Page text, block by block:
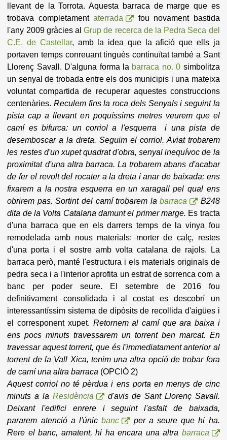
llevant de la Torrota. Aquesta barraca de marge que es
trobava completamentaterrada
fou novament bastida
l'any 2009 gràcies alGrup de recerca de la Pedra Seca del
C.E. de Castellar, amb la idea que la afició que ells ja
portaven temps conreuant tingués continuïtat també a Sant
Llorenç Savall. D'alguna forma la barraca no. 0 simbolitza
un senyal de trobada entre els dos municipis i una mateixa
voluntat compartida de recuperar aquestes construccions
centenàries.Reculem fins la roca dels Senyals i seguint la
pista cap a llevant en poquíssims metres veurem que el
camí es bifurca: un corriol a l'esquerra i una pista de
desemboscar a la dreta. Seguim el corriol. Aviat trobarem
les restes d'un xupet quadrat d'obra, senyal inequívoc de la
proximitat d'una altra barraca. La trobarem abans d'acabar
de fer el revolt del rocater a la dreta i anar de baixada; ens
fixarem a la nostra esquerra en un xaragall pel qual ens
obrirem pas. Sortint del camí trobarem labarraca
B248
dita de la Volta Catalana damunt el primer marge. Es tracta
d'una barraca que en els darrers temps de la vinya fou
remodelada amb nous materials: morter de calç, restes
d'una porta i el sostre amb volta catalana de rajols. La
barraca però, manté l'estructura i els materials originals de
pedra seca i a l'interior aprofita un estrat de sorrenca com a
banc per poder seure. El setembre de 2016 fou
definitivament consolidada i al costat es descobrí un
interessantíssim sistema de dipòsits de recollida d'aigües i
el corresponent xupet. Retornem al camí que ara baixa i
ens pocs minuts travessarem un torrent ben marcat. En
travessar aquest torrent, que és l'immediatament anterior al
torrent de la Vall Xica, tenim una altra opció de trobar fora
de camí una altra barraca (OPCIÓ 2)
Aquest corriol no té pèrdua i ens porta en menys de cinc
minuts a la Residència
d'avis de Sant Llorenç Savall.
Deixant l'edifici enrere i seguint l'asfalt de baixada,
pararem atenció a l'únicbanc
per a seure que hi ha.
Rere el banc, amatent, hi ha encara una altra barraca